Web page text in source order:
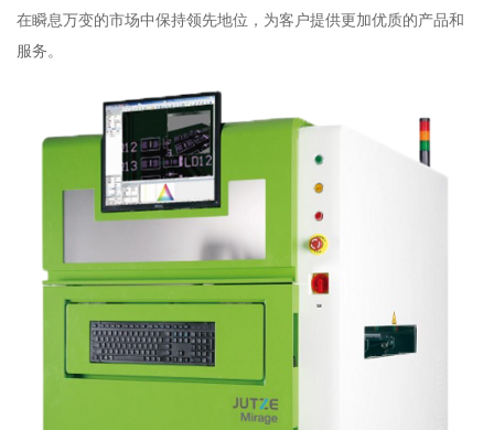
在瞬息万变的市场中保持领先地位，为客户提供更加优质的产品和
服务。